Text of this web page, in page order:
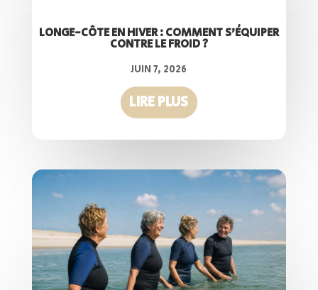
LONGE-CÔTE EN HIVER : COMMENT S’ÉQUIPER
CONTRE LE FROID ?
JUIN 7, 2026
LIRE PLUS